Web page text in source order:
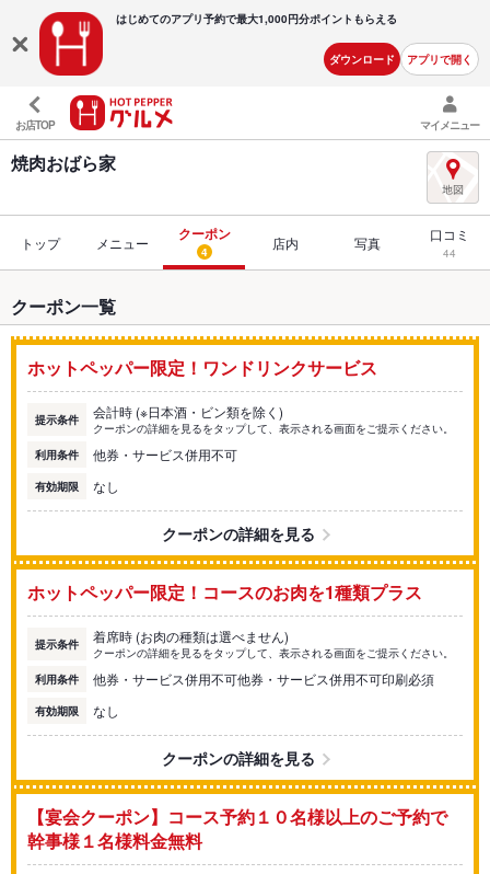
はじめてのアプリ予約で最大1,000円分ポイントもらえる
ダウンロード アプリで開く
お店TOP マイメニュー
焼肉おばら家
トップ メニュー クーポン
4 店内 写真 口コミ
44
クーポン一覧
ホットペッパー限定！ワンドリンクサービス
提示条件 会計時 (※日本酒・ビン類を除く)
クーポンの詳細を見るをタップして、表示される画面をご提示ください。
利用条件
他券・サービス併用不可
有効期限 なし
クーポンの詳細を見る
ホットペッパー限定！コースのお肉を1種類プラス
提示条件 着席時 (お肉の種類は選べません)
クーポンの詳細を見るをタップして、表示される画面をご提示ください。
利用条件
他券・サービス併用不可他券・サービス併用不可印刷必須
有効期限 なし
クーポンの詳細を見る
【宴会クーポン】コース予約１０名様以上のご予約で
幹事様１名様料金無料